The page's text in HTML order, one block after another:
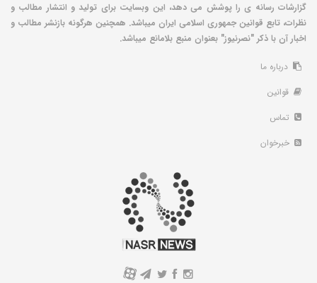
گزارشات رسانه ی را پوشش می دهد، این وبسایت برای تولید و انتشار مطالب و
نظرات، تابع قوانین جمهوری اسلامی ایران میباشد. همچنین هرگونه بازنشر مطالب و
اخبار آن با ذکر "نصرنیوز" بعنوان منبع بلامانع میباشد.
درباره ما
قوانین
تماس
خبرخوان
A